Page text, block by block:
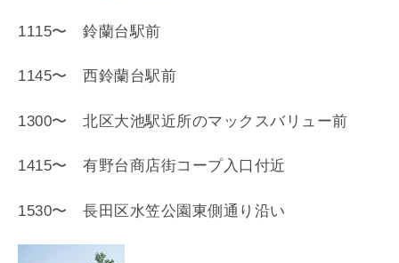
1115〜 鈴蘭台駅前
1145〜 西鈴蘭台駅前
1300〜 北区大池駅近所のマックスバリュー前
1415〜 有野台商店街コープ入口付近
1530〜 長田区水笠公園東側通り沿い